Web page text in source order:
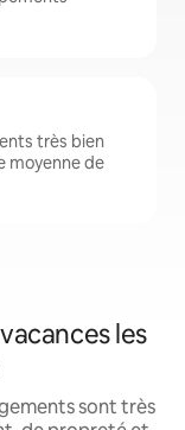
très bien
moyenne de
les
sont très